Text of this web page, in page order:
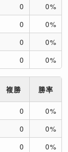
0
0%
0
0%
0
0%
0 0%
複勝 勝率
0
0%
0
0%
0
0%